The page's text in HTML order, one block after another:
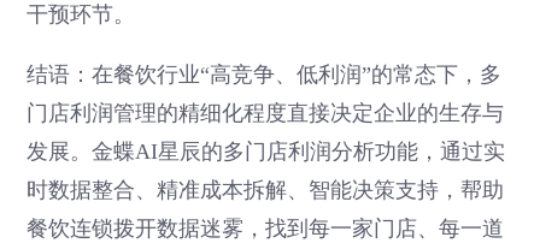
干预环节。
结语：在餐饮行业“高竞争、低利润”的常态下，多
门店利润管理的精细化程度直接决定企业的生存与
发展。金蝶AI星辰的多门店利润分析功能，通过实
时数据整合、精准成本拆解、智能决策支持，帮助
餐饮连锁拨开数据迷雾，找到每一家门店、每一道